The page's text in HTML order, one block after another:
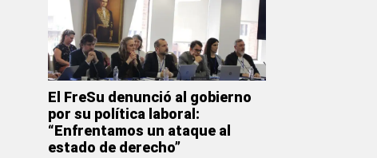
El FreSu denunció al gobierno
por su política laboral:
“Enfrentamos un ataque al
estado de derecho”